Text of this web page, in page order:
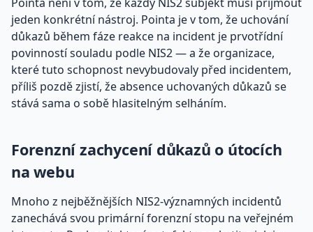
Pointa není v tom, že každý NIS2 subjekt musí přijmout
jeden konkrétní nástroj. Pointa je v tom, že uchování
důkazů během fáze reakce na incident je prvotřídní
povinností souladu podle NIS2 — a že organizace,
které tuto schopnost nevybudovaly před incidentem,
příliš pozdě zjistí, že absence uchovaných důkazů se
stává sama o sobě hlasitelným selháním.
Forenzní zachycení důkazů o útocích
na webu
Mnoho z nejběžnějších NIS2-významných incidentů
zanechává svou primární forenzní stopu na veřejném